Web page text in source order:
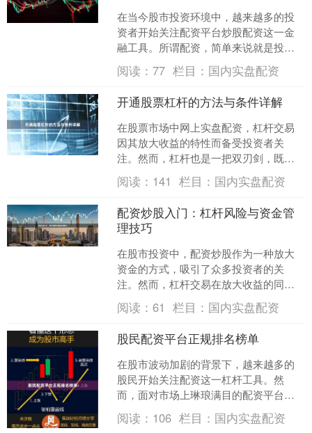
在当今股市投资环境中，越来越多的投
资者开始关注配资平台炒股配资这一金
融工具。所谓配资，简单来说就是投资
者通过配资平台获得额外的资金支持，
从而放大自己的投资本金，....
阅读：77 栏目： 国内实盘配资
开通股票杠杆的方法与条件详解
在股票市场中网上实盘配资，杠杆交易
因其放大收益的特性而备受投资者关
注。然而，杠杆也是一把双刃剑，既可
能放大盈利，也可能加剧亏损。本文将
详细介绍开通股票杠杆的常见....
阅读： 141 栏目： 国内实盘配资
配资炒股入门：杠杆风险与资金管
理技巧
在股市投资中，配资炒股作为一种放大
资金的方式，吸引了众多投资者的关
注。然而，杠杆交易在放大收益的同
时，也显著增加了风险。对于刚接触配
资的投资者来说，掌握正确的资....
阅读：61 栏目： 国内实盘配资
股民配资平台正规排名榜单
在股市波动加剧的背景下，越来越多的
股民开始关注配资这一杠杆工具。然
而，面对市场上琳琅满目的配资平台，
如何甄别正规平台、规避风险成为投资
者最关心的问题。本文基于行....
阅读： 106 栏目： 国内实盘配资